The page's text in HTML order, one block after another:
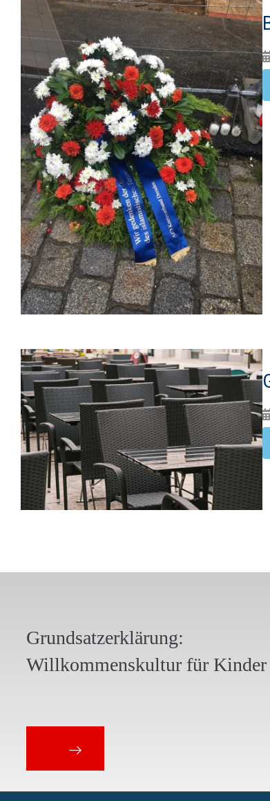
Grundsatzerklärung:
Willkommenskultur für Kinder